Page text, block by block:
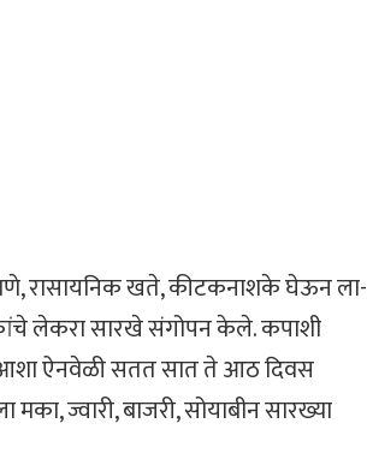
रासायनिक खते, कीटकनाशके घेऊन ला-
लेकरा सारखे संगोपन केले. कपाशी
आशा ऐनवेळी सतत सात ते आठ दिवस
ज्वारी, बाजरी, सोयाबीन सारख्या